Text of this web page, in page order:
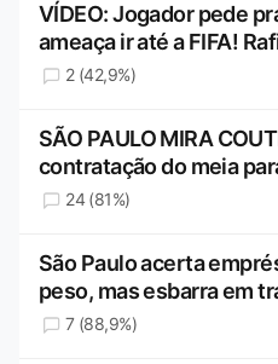
VÍDEO: Jogador pede
ameaça ir até a FIFA!
2 (42,9%)
SÃO PAULO MIRA
contratação do meia
24 (81%)
São Paulo acerta
peso, mas esbarra em
7 (88,9%)